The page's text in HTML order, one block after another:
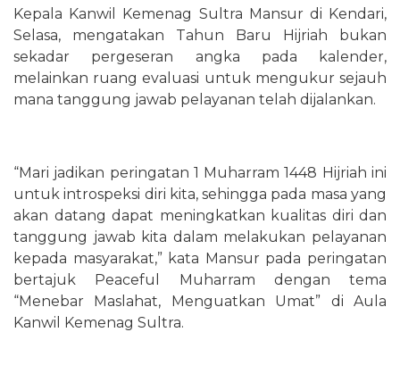
Kepala Kanwil Kemenag Sultra Mansur di Kendari,
Selasa, mengatakan Tahun Baru Hijriah bukan
sekadar pergeseran angka pada kalender,
melainkan ruang evaluasi untuk mengukur sejauh
mana tanggung jawab pelayanan telah dijalankan.
“Mari jadikan peringatan 1 Muharram 1448 Hijriah ini
untuk introspeksi diri kita, sehingga pada masa yang
akan datang dapat meningkatkan kualitas diri dan
tanggung jawab kita dalam melakukan pelayanan
kepada masyarakat,” kata Mansur pada peringatan
bertajuk Peaceful Muharram dengan tema
“Menebar Maslahat, Menguatkan Umat” di Aula
Kanwil Kemenag Sultra.